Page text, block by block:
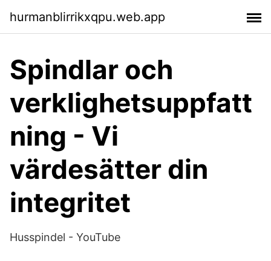
hurmanblirrikxqpu.web.app
Spindlar och
verklighetsuppfatt
ning - Vi
värdesätter din
integritet
Husspindel - YouTube